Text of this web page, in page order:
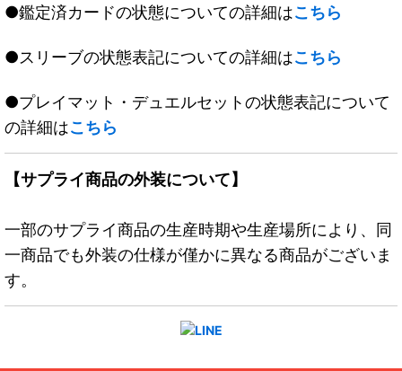
●鑑定済カードの状態についての詳細はこちら
●スリーブの状態表記についての詳細はこちら
●プレイマット・デュエルセットの状態表記について
の詳細はこちら
【サプライ商品の外装について】
一部のサプライ商品の生産時期や生産場所により、同
一商品でも外装の仕様が僅かに異なる商品がございま
す。